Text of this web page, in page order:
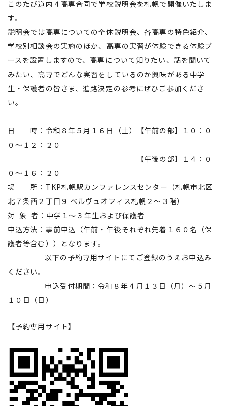
このたび道内４高専合同で学校説明会を札幌で開催いたしま
す。
説明会では高専についての全体説明会、各高専の特色紹介、
学校別相談会の実施のほか、高専の実習が体験できる体験ブ
ースを設置しますので、高専について知りたい、話を聞いて
みたい、高専でどんな実習をしているのか興味がある中学
生・保護者の皆さま、進路決定の参考にぜひご参加くださ
い。
日 時：令和８年５月１６日（土）【午前の部】１０：０
０～１２：２０
【午後の部】１４：０
０～１６：２０
場 所：TKP札幌駅カンファレンスセンター（札幌市北区
北７条西２丁目９ ベルヴュオフィス札幌２～３階）
対 象 者：中学１～３年生および保護者
申込方法：事前申込（午前・午後それぞれ先着１６０名（保
護者等含む））となります。
以下の予約専用サイトにてご登録のうえお申込み
ください。
申込受付期間：令和８年４月１３日（月）～５月
１０日（日）
【予約専用サイト】